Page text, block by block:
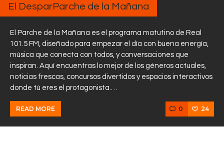
Sobre Nosotros
Contactos
El DesparParche de la Mañana
El Parche de la Mañana es el programa matutino de Real
101.5 FM, diseñado para empezar el día con buena energía,
música que conecta con todos, y conversaciones que
inspiran. Aquí encuentras lo mejor de los géneros actuales,
noticias frescas, concursos divertidos y espacios interactivos
donde tú eres el protagonista.…
READ MORE 0 24